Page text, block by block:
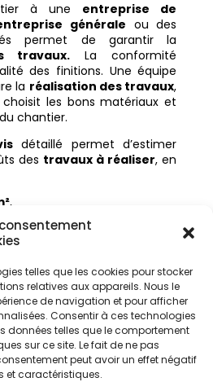
telles que les cookies pour stocker
relatives aux appareils. Nous le
de navigation et pour afficher
Consentir à ces technologies
données telles que le comportement
sur ce site. Le fait de ne pas
peut avoir un effet négatif
et caractéristiques.
à une entreprise de
générale ou des
permet de garantir la
travaux. La conformité
des finitions. Une équipe
la réalisation des travaux,
les bons matériaux et
chantier.
détaillé permet d’estimer
des travaux à réaliser, en
,
,
pour
énergétique